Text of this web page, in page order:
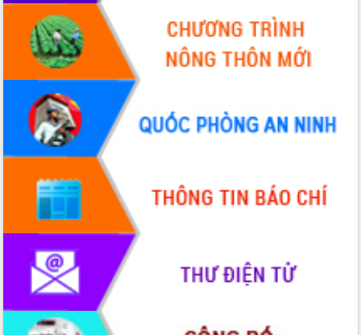
món ăn từ sầu riêng
Đắk Lắk công bố Quy hoạch và xúc
tiến đầu tư tỉnh
Ngành cá ngừ Đắk Lắk chủ động thích
ứng để giữ vững thị trường xuất khẩu
Diễn đàn Kinh tế tư nhân Việt Nam đột
phá cơ chế - Hợp tác công tư
Đề án 06 tạo bước ngoặt đột phá trong
cải cách hành chính tỉnh Đắk Lắk
Kết nối tour, đẩy mạnh chuyển đổi số
để phát triển du lịch Đắk Lắk
Khởi động Dự án Đầu tư xây dựng hạ
tầng kỹ thuật Cụm công nghiệp Tân
Tiến
Gặp mặt các cơ quan báo chí nhân Kỷ
niệm 101 năm Ngày Báo chí Cách
mạng Việt Nam
Đắk Lắk sơ kết 4 năm triển khai thực
hiện Đề án 06 của Chính phủ